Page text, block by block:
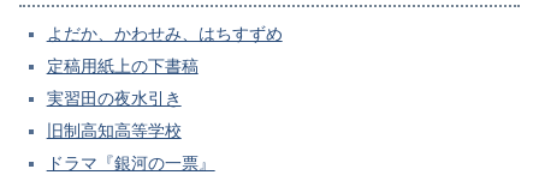
よだか、かわせみ、はちすずめ
定稿用紙上の下書稿
実習田の夜水引き
旧制高知高等学校
ドラマ『銀河の一票』